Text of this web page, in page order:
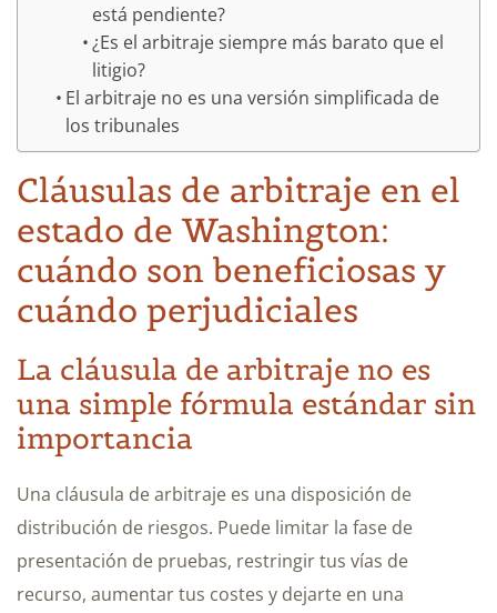
está pendiente?
¿Es el arbitraje siempre más barato que el
litigio?
El arbitraje no es una versión simplificada de
los tribunales
Cláusulas de arbitraje en el
estado de Washington:
cuándo son beneficiosas y
cuándo perjudiciales
La cláusula de arbitraje no es
una simple fórmula estándar sin
importancia
Una cláusula de arbitraje es una disposición de
distribución de riesgos. Puede limitar la fase de
presentación de pruebas, restringir tus vías de
recurso, aumentar tus costes y dejarte en una